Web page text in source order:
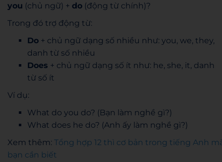
you (chủ ngữ) + do (động từ chính)?
Trong đó trợ động từ:
Do + chủ ngữ dạng số nhiều như: you, we, they,
danh từ số nhiều
Does + chủ ngữ dạng số ít như: he, she, it, danh
từ số ít
Ví dụ:
What do you do? (Bạn làm nghề gì?)
What does he do? (Anh ấy làm nghề gì?)
Xem thêm: Tổng hợp 12 thì cơ bản trong tiếng Anh
bạn cần biết